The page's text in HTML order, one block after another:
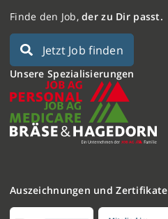
Finde den Job,der zu Dir passt.
Jetzt Job finden
Unsere Spezialisierungen
Auszeichnungen und Zertifikate